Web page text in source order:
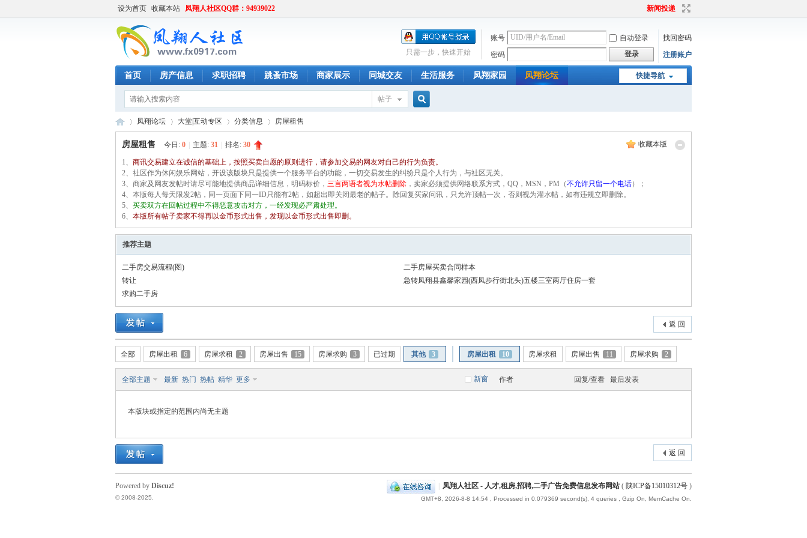
设为首页 收藏本站 凤翔人社区QQ群：94939022 新闻投递
账号 自动登录
找回密码
密码
登录 注册账户
只需一步，快速开始
快捷导航
首页 房产信息 求职招聘 跳蚤市场 商家展示 同城交友 生活服务 凤翔家园 凤翔论坛
帖子
索
凤
翔
»
凤翔论坛
›
大堂|互动专区
›
分类信息
›
房屋租售
收藏本版
房屋租售 今日: 0 主题: 31 排名: 30
1、 商讯交易建立在诚信的基础上，按照买卖自愿的原则进行，请参加交易的网友对自己的行为负责。
2、社区作为休闲娱乐网站，开设该版块只是提供一个服务平台的功能，一切交易发生的纠纷只是个人行为，与社区无关。
3、商家及网友发帖时请尽可能地提供商品详细信息，明码标价， 三言两语者视为水帖删除 ，卖家必须提供网络联系方式，QQ，MSN，PM（不允许只留一个电话）；
4、本版每人每天限发2帖，同一页面下同一ID只能有2帖，如超出即关闭最老的帖子。除回复买家问讯，只允许顶帖一次，否则视为灌水帖，如有违规立即删除。
5、 买卖双方在回帖过程中不得恶意攻击对方，一经发现必严肃处理。
6、 本版所有帖子卖家不得再以金币形式出售，发现以金币形式出售即删。
推荐主题
二手房交易流程(图)
二手房屋买卖合同样本
转让
急转凤翔县鑫馨家园(西凤步行街北头)五楼三室两厅住房一套
求购二手房
返 回
全部 房屋出租 6 房屋求租 2 房屋出售 15 房屋求购 3 已过期 其他 3 房屋出租 10 房屋求租 房屋出售 11 房屋求购 2
新窗
全部主题 最新 热门 热帖 精华 更多 作者 回复/查看 最后发表
本版块或指定的范围内尚无主题
返 回
凤翔人社区 - 人才,租房,招聘,二手广告免费信息发布网站 ( 陕ICP备15010312号 )
GMT+8, 2026-8-8 14:54 , Processed in 0.079369 second(s), 4 queries , Gzip On, MemCache On.
Powered by Discuz!
© 2008-2025.